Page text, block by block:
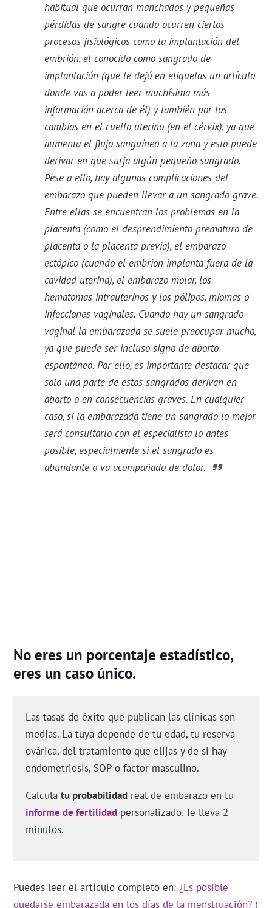
habitual que ocurran manchados y pequeñas
pérdidas de sangre cuando ocurren ciertos
procesos fisiológicos como la implantación del
embrión, el conocido como sangrado de
implantación (que te dejó en etiquetas un artículo
donde vas a poder leer muchísima más
información acerca de él) y también por los
cambios en el cuello uterino (en el cérvix), ya que
aumenta el flujo sanguíneo a la zona y esto puede
derivar en que surja algún pequeño sangrado.
Pese a ello, hay algunas complicaciones del
embarazo que pueden llevar a un sangrado grave.
Entre ellas se encuentran los problemas en la
placenta (como el desprendimiento prematuro de
placenta o la placenta previa), el embarazo
ectópico (cuando el embrión implanta fuera de la
cavidad uterina), el embarazo molar, los
hematomas intrauterinos y los pólipos, miomas o
infecciones vaginales. Cuando hay un sangrado
vaginal la embarazada se suele preocupar mucho,
ya que puede ser incluso signo de aborto
espontáneo. Por ello, es importante destacar que
solo una parte de estos sangrados derivan en
aborto o en consecuencias graves. En cualquier
caso, si la embarazada tiene un sangrado lo mejor
será consultarlo con el especialista lo antes
posible, especialmente si el sangrado es
abundante o va acompañado de dolor.
No eres un porcentaje estadístico,
eres un caso único.
Las tasas de éxito que publican las clínicas son
medias. La tuya depende de tu edad, tu reserva
ovárica, del tratamiento que elijas y de si hay
endometriosis, SOP o factor masculino.
Calculatu probabilidad real de embarazo en tu
informe de fertilidad personalizado. Te lleva 2
minutos.
Puedes leer el artículo completo en:¿Es posible
quedarse embarazada en los días de la menstruación? (